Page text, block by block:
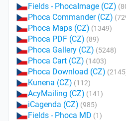
Fields - PhocaImage (CZ)
Phoca Commander (CZ)
Phoca Maps (CZ) (1349)
Phoca PDF (CZ) (89)
Phoca Gallery (CZ) (5248)
Phoca Cart (CZ) (1403)
Phoca Download (CZ)
Kunena (CZ) (112)
AcyMailing (CZ) (141)
iCagenda (CZ) (985)
Fields - Phoca MD (1)